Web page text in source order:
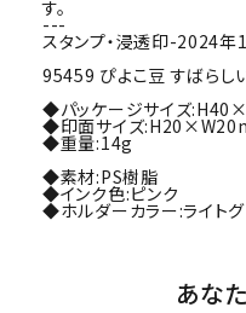
す。
---
スタンプ・浸透印-2024年
95459 ぴよこ豆 すばらし
◆パッケージサイズ
◆印面サイズ
◆重量:14g
◆素材:PS樹脂
◆インク色:ピンク
◆ホルダーカラー:ライトグ
あな